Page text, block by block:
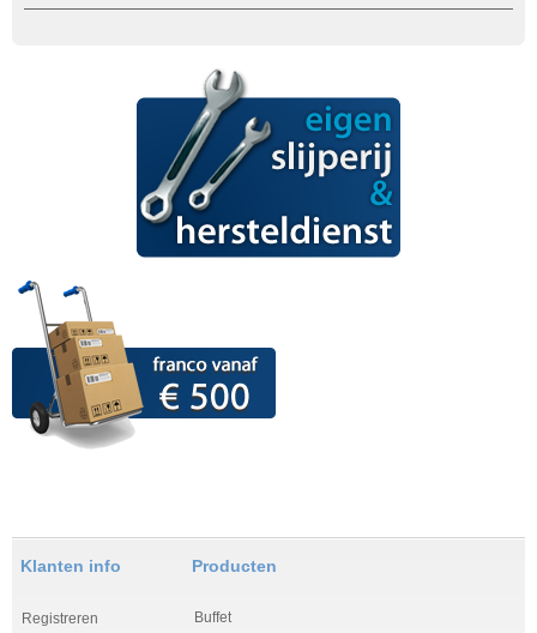
Klanten info
Registreren
Producten
Buffet